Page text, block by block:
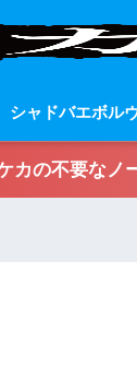
シャドバエボル
カの不要なノ